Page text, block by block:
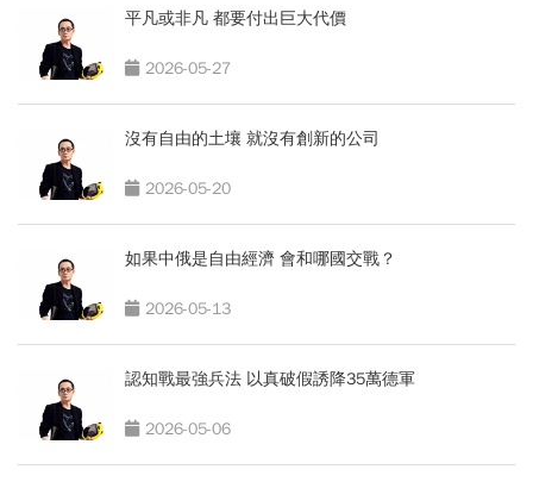
平凡或非凡 都要付出巨大代價
2026-05-27
沒有自由的土壤 就沒有創新的公司
2026-05-20
如果中俄是自由經濟 會和哪國交戰？
2026-05-13
認知戰最強兵法 以真破假誘降35萬德軍
2026-05-06